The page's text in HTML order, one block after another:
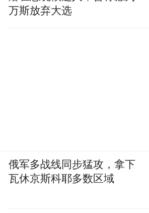
万斯放弃大选
俄军多战线同步猛攻，拿下
瓦休京斯科耶多数区域